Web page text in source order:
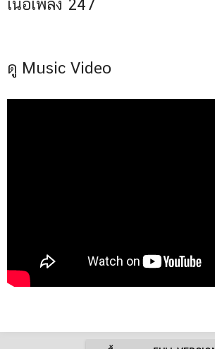
เนื้อเพลง 247
ดู Music Video